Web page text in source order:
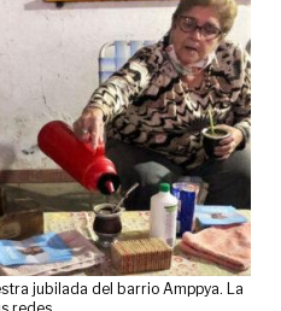
jubilada del barrio Amppya. La